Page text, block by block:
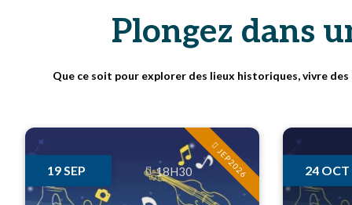
Plongez dans
Que ce soit pour explorer des lieux historiques, vivre
JEP2026
19SEP 18H30 24 OCT